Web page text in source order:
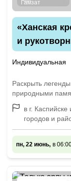
«Ханская
и
Индивидуальная
Раскрыть
природными
в г.
городов и
оплачивается
пн, 22 июнь, в